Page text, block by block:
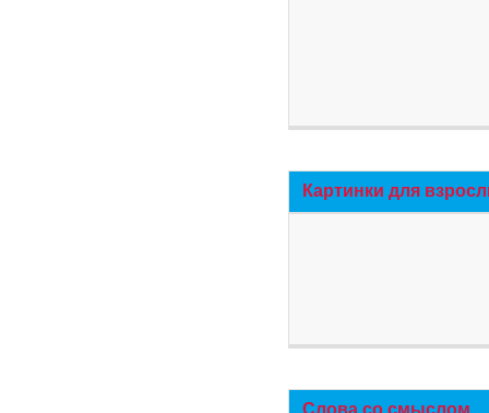
Картинки для
Слова со смыслом